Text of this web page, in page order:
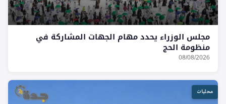
مجلس الوزراء يحدد مهام الجهات المشاركة في
منظومة الحج
08/08/2026
محليات